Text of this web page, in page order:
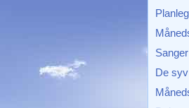
Sanger
De